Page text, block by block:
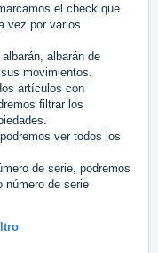
el check que
vez por varios
albarán de
movimientos.
artículos con
filtrar los
ver todos los
de serie, podremos
número de serie